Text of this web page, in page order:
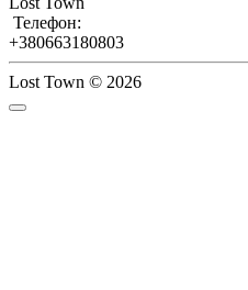
Телефон:
+380663180803
Lost Town © 2026